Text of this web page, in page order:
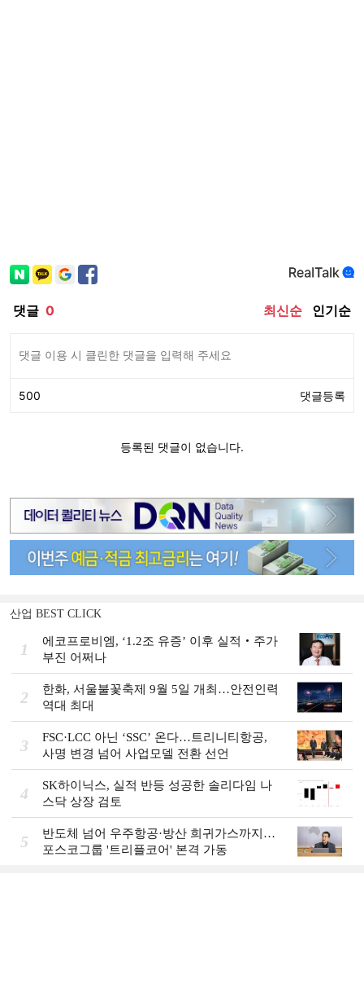
산업 BEST CLICK
1
에코프로비엠, ‘1.2조 유증’ 이후 실적‧주가
부진 어쩌나
2
한화, 서울불꽃축제 9월 5일 개최…안전인력
역대 최대
3
FSC·LCC 아닌 ‘SSC’ 온다…트리니티항공,
사명 변경 넘어 사업모델 전환 선언
4
SK하이닉스, 실적 반등 성공한 솔리다임 나
스닥 상장 검토
5
반도체 넘어 우주항공·방산 희귀가스까지…
포스코그룹 '트리플코어' 본격 가동